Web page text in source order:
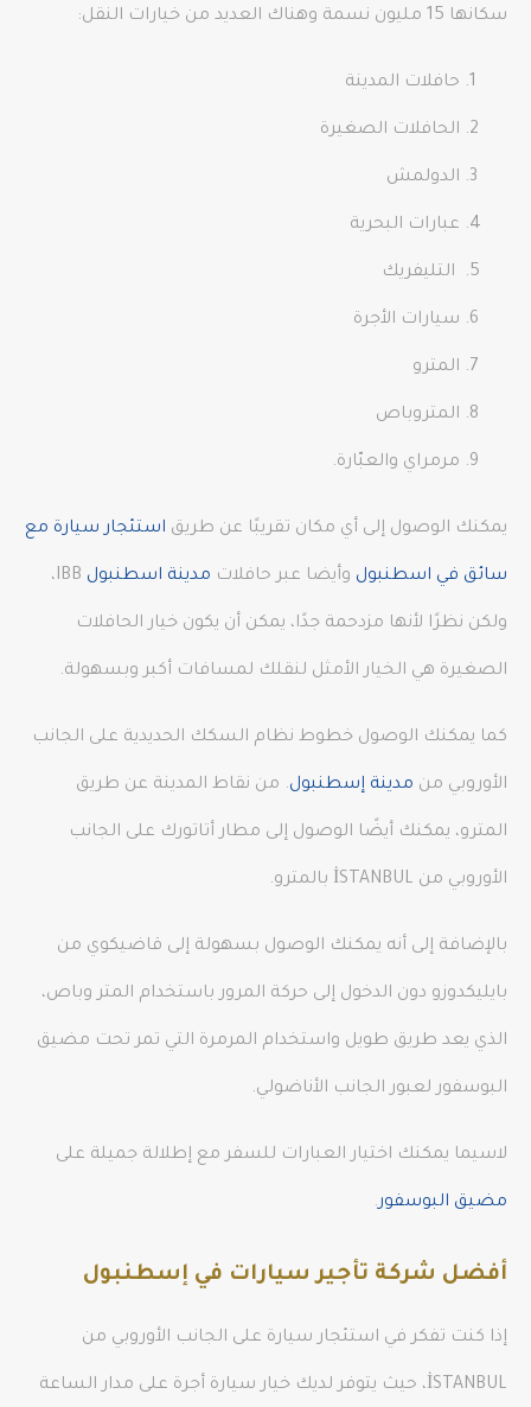
سكانها 15 مليون نسمة وهناك العديد من خيارات النقل:
حافلات المدينة
الحافلات الصغيرة
الدولمش
عبارات البحرية
التليفريك
سيارات الأجرة
المترو
المتروباص
مرمراي والعبّارة.
يمكنك الوصول إلى أي مكان تقريبًا عن طريق استئجار سيارة مع
سائق في اسطنبول وأيضا عبر حافلات مدينة اسطنبول IBB،
ولكن نظرًا لأنها مزدحمة جدًا، يمكن أن يكون خيار الحافلات
الصغيرة هي الخيار الأمثل لنقلك لمسافات أكبر وبسهولة.
كما يمكنك الوصول خطوط نظام السكك الحديدية على الجانب
الأوروبي من مدينة إسطنبول. من نقاط المدينة عن طريق
المترو، يمكنك أيضًا الوصول إلى مطار أتاتورك على الجانب
الأوروبي من İSTANBUL بالمترو.
بالإضافة إلى أنه يمكنك الوصول بسهولة إلى قاضيكوي من
بايليكدوزو دون الدخول إلى حركة المرور باستخدام المتر وباص،
الذي يعد طريق طويل واستخدام المرمرة التي تمر تحت مضيق
البوسفور لعبور الجانب الأناضولي.
لاسيما يمكنك اختيار العبارات للسفر مع إطلالة جميلة على
مضيق البوسفور.
أفضل شركة تأجير سيارات في إسطنبول
إذا كنت تفكر في استئجار سيارة على الجانب الأوروبي من
İSTANBUL، حيث يتوفر لديك خيار سيارة أجرة على مدار الساعة